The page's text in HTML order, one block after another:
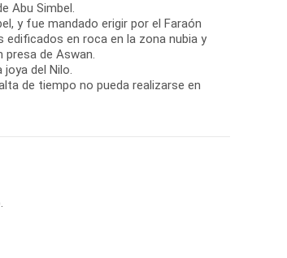
Abu Simbel.
y fue mandado erigir por el Faraón
en roca en la zona nubia y
de Aswan.
del Nilo.
de tiempo no pueda realizarse en